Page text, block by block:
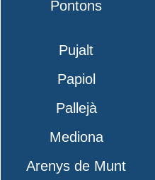
Pontons
Pujalt
Papiol
Pallejà
Mediona
Arenys de Munt